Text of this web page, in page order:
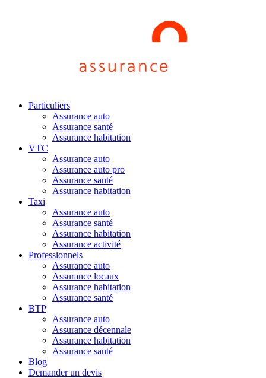
Particuliers
Assurance auto
Assurance santé
Assurance habitation
VTC
Assurance auto
Assurance auto pro
Assurance santé
Assurance habitation
Taxi
Assurance auto
Assurance santé
Assurance habitation
Assurance activité
Professionnels
Assurance auto
Assurance locaux
Assurance habitation
Assurance santé
BTP
Assurance auto
Assurance décennale
Assurance habitation
Assurance santé
Blog
Demander un devis